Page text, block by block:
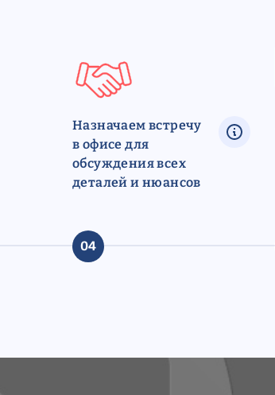
Назначаем встречу
в офисе для
обсуждения всех
деталей и нюансов
04